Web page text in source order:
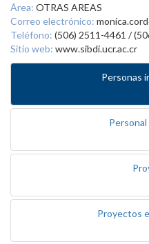
Área: OTRAS AREAS
Correo electrónico:
Teléfono: (506) 2511-4461 /
Sitio web: www.sibdi.ucr.ac.cr
Personas
Proyectos